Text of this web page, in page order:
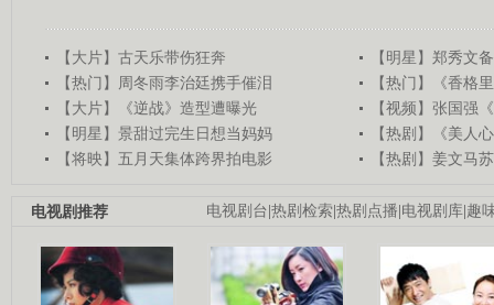
【大片】古天乐带伤狂奔
【明星】郑秀文
【热门】周冬雨李治廷携手催泪
【热门】《香格
【大片】《逆战》造型遭曝光
【视频】张国强
【明星】景甜过完生日想当妈妈
【热剧】《美人
【将映】五月天集体跨界拍电影
【热剧】姜文马
电视剧台 热剧检索 热剧点播 电视剧库 趣
电视剧推荐